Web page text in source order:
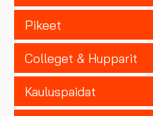
Pikeet
Colleget & Hupparit
Kauluspaidat